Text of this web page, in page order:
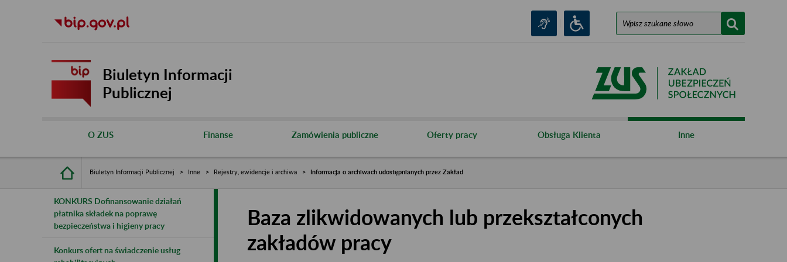
Biuletyn Informacji
Publicznej
O ZUS Finanse Zamówienia publiczne Oferty pracy Obsługa Klienta Inne
Biuletyn Informacji Publicznej Inne Rejestry, ewidencje i archiwa Informacja o archiwach udostępnianych przez Zakład
KONKURS Dofinansowanie działań
płatnika składek na poprawę
bezpieczeństwa i higieny pracy
Konkurs ofert na świadczenie usług
Baza zlikwidowanych lub przekształconych
zakładów pracy